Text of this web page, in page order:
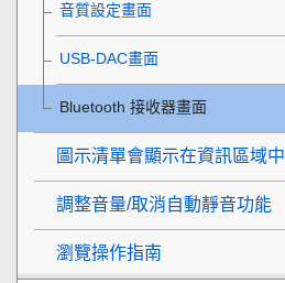
音質設定畫面
USB-DAC畫面
Bluetooth 接收器畫面
圖示清單會顯示在資訊區域中
調整音量/取消自動靜音功能
瀏覽操作指南